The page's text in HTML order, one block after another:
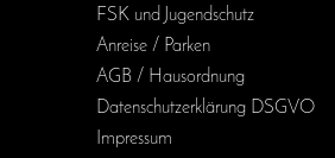
FSK und Jugendschutz
Anreise / Parken
AGB / Haus­ordnung
Daten­schutz­erklärung DSGVO
Impressum